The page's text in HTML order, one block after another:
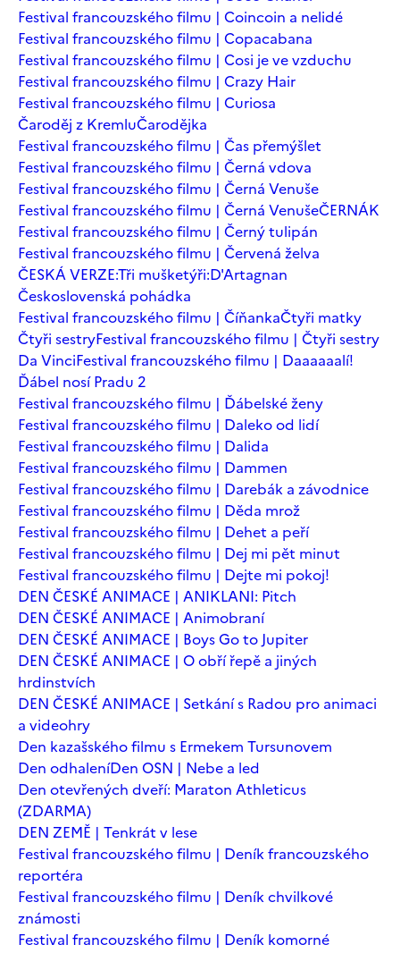
Festival francouzského filmu | Coincoin a nelidé
Festival francouzského filmu | Copacabana
Festival francouzského filmu | Cosi je ve vzduchu
Festival francouzského filmu | Crazy Hair
Festival francouzského filmu | Curiosa
Čaroděj z KremluČarodějka
Festival francouzského filmu | Čas přemýšlet
Festival francouzského filmu | Černá vdova
Festival francouzského filmu | Černá Venuše
Festival francouzského filmu | Černá VenušeČERNÁK
Festival francouzského filmu | Černý tulipán
Festival francouzského filmu | Červená želva
ČESKÁ VERZE:Tři mušketýři:D'Artagnan
Československá pohádka
Festival francouzského filmu | ČíňankaČtyři matky
Čtyři sestryFestival francouzského filmu | Čtyři sestry
Da VinciFestival francouzského filmu | Daaaaaalí!
Ďábel nosí Pradu 2
Festival francouzského filmu | Ďábelské ženy
Festival francouzského filmu | Daleko od lidí
Festival francouzského filmu | Dalida
Festival francouzského filmu | Dammen
Festival francouzského filmu | Darebák a závodnice
Festival francouzského filmu | Děda mrož
Festival francouzského filmu | Dehet a peří
Festival francouzského filmu | Dej mi pět minut
Festival francouzského filmu | Dejte mi pokoj!
DEN ČESKÉ ANIMACE | ANIKLANI: Pitch
DEN ČESKÉ ANIMACE | Animobraní
DEN ČESKÉ ANIMACE | Boys Go to Jupiter
DEN ČESKÉ ANIMACE | O obří řepě a jiných
hrdinstvích
DEN ČESKÉ ANIMACE | Setkání s Radou pro animaci
a videohry
Den kazašského filmu s Ermekem Tursunovem
Den odhaleníDen OSN | Nebe a led
Den otevřených dveří: Maraton Athleticus
(ZDARMA)
DEN ZEMĚ | Tenkrát v lese
Festival francouzského filmu | Deník francouzského
reportéra
Festival francouzského filmu | Deník chvilkové
známosti
Festival francouzského filmu | Deník komorné